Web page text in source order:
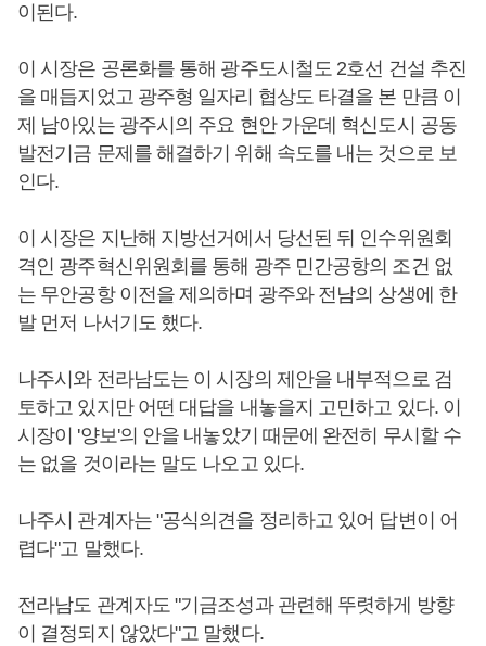
이된다.
이 시장은 공론화를 통해 광주도시철도 2호선 건설 추진
을 매듭지었고 광주형 일자리 협상도 타결을 본 만큼 이
제 남아있는 광주시의 주요 현안 가운데 혁신도시 공동
발전기금 문제를 해결하기 위해 속도를 내는 것으로 보
인다.
이 시장은 지난해 지방선거에서 당선된 뒤 인수위원회
격인 광주혁신위원회를 통해 광주 민간공항의 조건 없
는 무안공항 이전을 제의하며 광주와 전남의 상생에 한
발 먼저 나서기도 했다.
나주시와 전라남도는 이 시장의 제안을 내부적으로 검
토하고 있지만 어떤 대답을 내놓을지 고민하고 있다. 이
시장이 '양보'의 안을 내놓았기 때문에 완전히 무시할 수
는 없을 것이라는 말도 나오고 있다.
나주시 관계자는 "공식의견을 정리하고 있어 답변이 어
렵다"고 말했다.
전라남도 관계자도 "기금조성과 관련해 뚜렷하게 방향
이 결정되지 않았다"고 말했다.